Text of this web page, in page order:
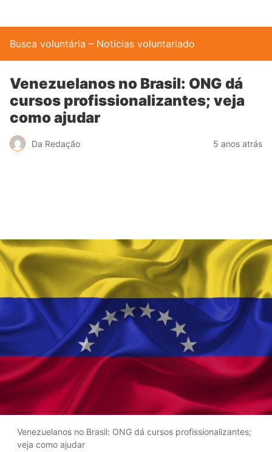
Busca voluntária – Notícias voluntariado
Venezuelanos no Brasil: ONG dá
cursos profissionalizantes; veja
como ajudar
Da Redação 5 anos atrás
Venezuelanos no Brasil: ONG dá cursos profissionalizantes;
veja como ajudar